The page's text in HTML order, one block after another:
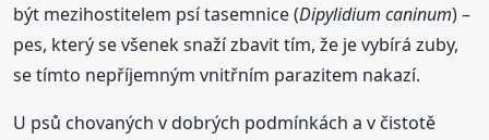
být mezihostitelem psí tasemnice (Dipylidium caninum) –
pes, který se všenek snaží zbavit tím, že je vybírá zuby,
se tímto nepříjemným vnitřním parazitem nakazí.
U psů chovaných v dobrých podmínkách a v čistotě